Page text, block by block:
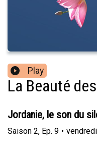
Play
La Beauté
Jordanie, le son du
Saison 2, Ep. 9 •